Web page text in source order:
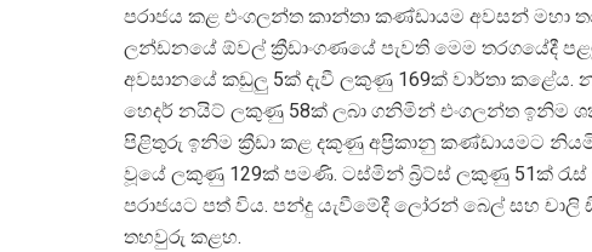
පරාජය කළ එංගලන්ත කාන්තා කණ්ඩායම අවසන් මහා
ලන්ඩනයේ ඕවල් ක්රීඩාංගණයේ පැවති මෙම තරගයේදී
අවසානයේ කඩුලු 5ක් දැවී ලකුණු 169ක් වාර්තා කළේය.
හෙදර් නයිට් ලකුණු 58ක් ලබා ගනිමින් එංගලන්ත ඉනිම
පිළිතුරු ඉනිම ක්රීඩා කළ දකුණු අප්රිකානු කණ්ඩායමට
වූයේ ලකුණු 129ක් පමණි. ටස්මින් බ්රිට්ස් ලකුණු 51ක්
පරාජයට පත් විය. පන්දු යැවීමේදී ලෝරන් බෙල් සහ
තහවුරු කළහ.